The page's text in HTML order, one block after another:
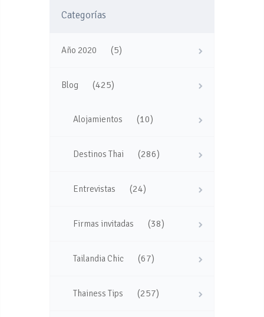
Categorías
Año 2020 (5)
Blog (425)
Alojamientos (10)
Destinos Thai (286)
Entrevistas (24)
Firmas invitadas (38)
Tailandia Chic (67)
Thainess Tips (257)